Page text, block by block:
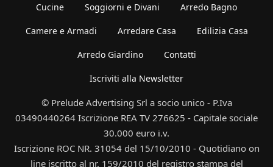
Cucine Soggiorni e Divani Arredo Bagno
Camere e Armadi Arredare Casa Edilizia Casa
Arredo Giardino Contatti
Iscriviti alla Newsletter
© Prelude Advertising Srl a socio unico - P.Iva
03490440264 Iscrizione REA TV 276625 - Capitale sociale
30.000 euro i.v.
Iscrizione ROC NR. 31054 del 15/10/2010 - Quotidiano on
line iscritto al nr. 159/2010 del registro stampa del